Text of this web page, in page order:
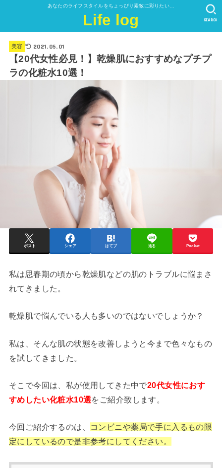
あなたのライフスタイルをちょっぴり素敵に彩りたい…
Life log SEARCH
美容 2021.05.01
【20代女性必見！】乾燥肌におすすめなプチプ
ラの化粧水10選！
ポスト シェア はてブ 送る Pocket
私は思春期の頃から乾燥肌などの肌のトラブルに悩まさ
れてきました。
乾燥肌で悩んでいる人も多いのではないでしょうか？
私は、そんな肌の状態を改善しようと今まで色々なもの
を試してきました。
そこで今回は、私が使用してきた中で20代女性におす
すめしたい化粧水10選をご紹介致します。
今回ご紹介するのは、
コンビニや薬局で手に入るもの限
定にしているので是非参考にしてください。